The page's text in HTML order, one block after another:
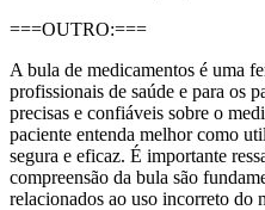
===OUTRO:===
A bula de medicamentos é uma
profissionais de saúde e para os
precisas e confiáveis sobre o
paciente entenda melhor como
segura e eficaz. É importante
compreensão da bula são
relacionados ao uso incorreto do